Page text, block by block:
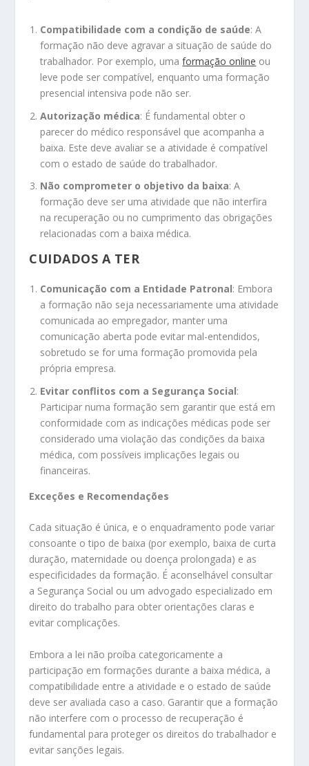
Compatibilidade com a condição de saúde: A
formação não deve agravar a situação de saúde do
trabalhador. Por exemplo, umaformação online ou
leve pode ser compatível, enquanto uma formação
presencial intensiva pode não ser.
Autorização médica: É fundamental obter o
parecer do médico responsável que acompanha a
baixa. Este deve avaliar se a atividade é compatível
com o estado de saúde do trabalhador.
Não comprometer o objetivo da baixa: A
formação deve ser uma atividade que não interfira
na recuperação ou no cumprimento das obrigações
relacionadas com a baixa médica.
CUIDADOS A TER
Comunicação com a Entidade Patronal: Embora
a formação não seja necessariamente uma atividade
comunicada ao empregador, manter uma
comunicação aberta pode evitar mal-entendidos,
sobretudo se for uma formação promovida pela
própria empresa.
Evitar conflitos com a Segurança Social:
Participar numa formação sem garantir que está em
conformidade com as indicações médicas pode ser
considerado uma violação das condições da baixa
médica, com possíveis implicações legais ou
financeiras.
Exceções e Recomendações
Cada situação é única, e o enquadramento pode variar
consoante o tipo de baixa (por exemplo, baixa de curta
duração, maternidade ou doença prolongada) e as
especificidades da formação. É aconselhável consultar
a Segurança Social ou um advogado especializado em
direito do trabalho para obter orientações claras e
evitar complicações.
Embora a lei não proíba categoricamente a
participação em formações durante a baixa médica, a
compatibilidade entre a atividade e o estado de saúde
deve ser avaliada caso a caso. Garantir que a formação
não interfere com o processo de recuperação é
fundamental para proteger os direitos do trabalhador e
evitar sanções legais.